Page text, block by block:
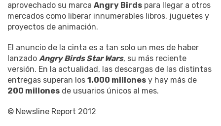
aprovechado su marca Angry Birds para llegar a otros
mercados como liberar innumerables libros, juguetes y
proyectos de animación.
El anuncio de la cinta es a tan solo un mes de haber
lanzado Angry Birds Star Wars, su más reciente
versión. En la actualidad, las descargas de las distintas
entregas superan los 1.000 millones y hay más de
200 millones de usuarios únicos al mes.
© Newsline Report 2012